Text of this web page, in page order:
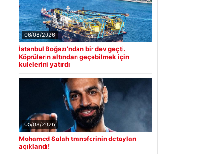
06/08/2026
İstanbul Boğazı’ndan bir dev geçti.
Köprülerin altından geçebilmek için
kulelerini yatırdı
05/08/2026
Mohamed Salah transferinin detayları
açıklandı!